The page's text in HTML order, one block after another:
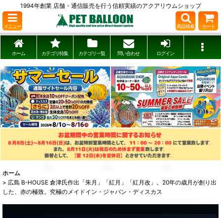
1994年創業 店舗・通信販売を行う信頼実績のアクアリウムショップ
メニュー 商品検索 カート
ホーム カテゴリ特集 カテゴリ一覧 問い合わせ ログイン
ホーム
> 広島 B-HOUSE 倉津氏作出「朱月」「紅月」「紅月改」。20年の歳月が創り出
した、赤の極致。究極のメイドイン・ジャパン・ディスカス